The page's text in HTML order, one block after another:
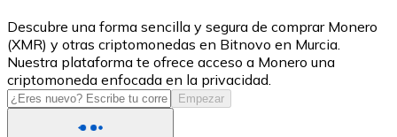
USD Coin
USDC
Descubre una forma sencilla y segura de comprar Monero
(XMR) y otras criptomonedas en Bitnovo en Murcia.
Nuestra plataforma te ofrece acceso a Monero una
criptomoneda enfocada en la privacidad.
Empezar